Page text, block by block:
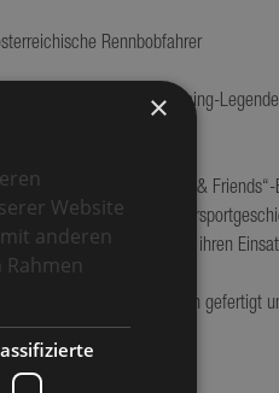
Rennbobfahrer
zahlreicher Racing-
Küche beim „Cars &
für ein Objekt, das
fand diese Outdoor-Küche ihren
Materialien gefertigt
×
Website
anderen